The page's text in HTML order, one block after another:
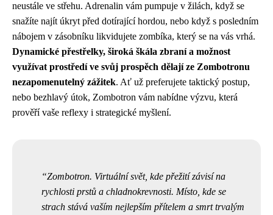
neustále ve střehu. Adrenalin vám pumpuje v žilách, když se
snažíte najít úkryt před dotírající hordou, nebo když s posledním
nábojem v zásobníku likvidujete zombíka, který se na vás vrhá.
Dynamické přestřelky, široká škála zbraní a možnost
využívat prostředí ve svůj prospěch dělají ze Zombotronu
nezapomenutelný zážitek. Ať už preferujete taktický postup,
nebo bezhlavý útok, Zombotron vám nabídne výzvu, která
prověří vaše reflexy i strategické myšlení.
Zombotron. Virtuální svět, kde přežití závisí na
rychlosti prstů a chladnokrevnosti. Místo, kde se
strach stává vaším nejlepším přítelem a smrt trvalým